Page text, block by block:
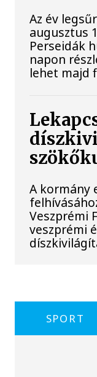
Az év
augusztus
Perseidák
napon
lehet majd
A kormány
Veszprémi
veszprémi
SPORT